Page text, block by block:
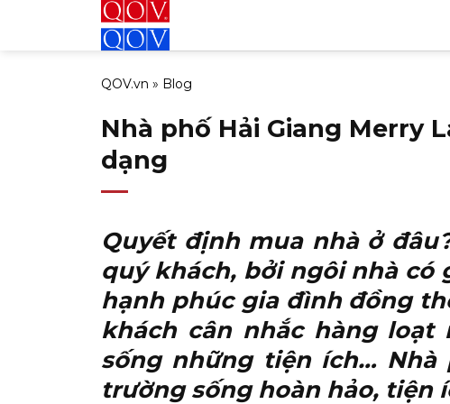
QOV.vn » Blog
Nhà phố Hải Giang Merry
dạng
Quyết định mua nhà ở
quý khách, bởi ngôi nhà có
hạnh phúc gia đình đồng
khách cân nhắc hàng
sống những tiện ích… Nhà
trường sống hoàn hảo, tiện